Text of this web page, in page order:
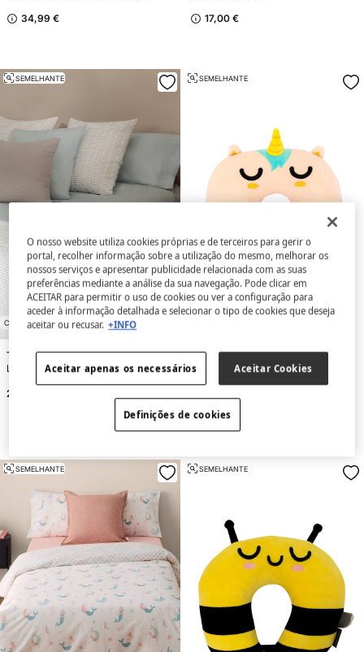
34,99 € 17,00 €
CAMA 80-90 CM E
X
C
L
U
SI
V
E
O
N
LI
N
E
SEMELHANTE
Textura
Lençol algodão orgânico. Cama 80-90 cm.
27,00 €
SEMELHANTE
Mr. Wonderful
Desconto
SEMELHANTE SEMELHANTE
O nosso website utiliza cookies próprias e de terceiros para gerir o
portal, recolher informação sobre a utilização do mesmo, melhorar os
nossos serviços e apresentar publicidade relacionada com as suas
preferências mediante a análise da sua navegação. Pode clicar em
ACEITAR para permitir o uso de cookies ou ver a configuração para
aceder à informação detalhada e selecionar o tipo de cookies que deseja
aceitar ou recusar. +INFO
Aceitar apenas os necessários Aceitar Cookies
Definições de cookies